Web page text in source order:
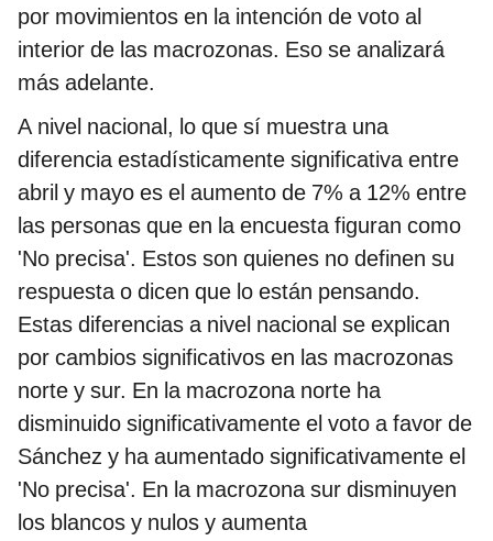
por movimientos en la intención de voto al
interior de las macrozonas. Eso se analizará
más adelante.
A nivel nacional, lo que sí muestra una
diferencia estadísticamente significativa entre
abril y mayo es el aumento de 7% a 12% entre
las personas que en la encuesta figuran como
'No precisa'. Estos son quienes no definen su
respuesta o dicen que lo están pensando.
Estas diferencias a nivel nacional se explican
por cambios significativos en las macrozonas
norte y sur. En la macrozona norte ha
disminuido significativamente el voto a favor de
Sánchez y ha aumentado significativamente el
'No precisa'. En la macrozona sur disminuyen
los blancos y nulos y aumenta